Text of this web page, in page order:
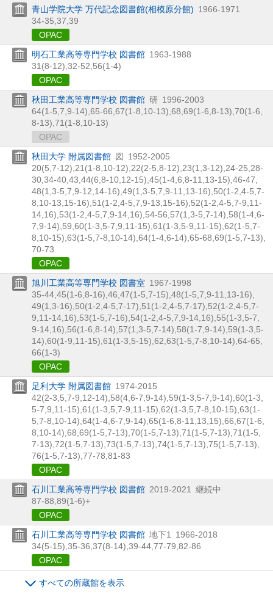
青山学院大学 万代記念図書館(相模原分館) 1966-1971
34-35, 37, 39
OPAC
明石工業高等専門学校 図書館 1963-1988
31(8-12), 32-52, 56(1-4)
OPAC
秋田工業高等専門学校 図書館 研 1996-2003
64(1-5, 7, 9-14), 65-66, 67(1-8, 10-13), 68, 69(1-6, 8-13), 70(1-6,
8-13), 71(1-8, 10-13)
OPAC
秋田大学 附属図書館 図 1952-2005
20(5, 7-12), 21(1-8, 10-12), 22(2-5, 8-12), 23(1, 3-12), 24-25, 28-
30, 34-40, 43, 44(6, 8-10, 12-15), 45(1-4, 6, 8-11, 13-15), 46-47,
48(1, 3-5, 7, 9-12, 14-16), 49(1, 3-5, 7, 9-11, 13-16), 50(1-2, 4-5, 7-
8, 10-13, 15-16), 51(1-2, 4-5, 7, 9-13, 15-16), 52(1-2, 4-5, 7-9, 11-
14, 16), 53(1-2, 4-5, 7, 9-14, 16), 54-56, 57(1, 3-5, 7-14), 58(1-4, 6-
7, 9-14), 59, 60(1-3, 5-7, 9, 11-15), 61(1-3, 5-9, 11-15), 62(1-5, 7-
8, 10-15), 63(1-5, 7-8, 10-14), 64(1-4, 6-14), 65-68, 69(1-5, 7-13),
70-73
OPAC
旭川工業高等専門学校 図書室 1967-1998
35-44, 45(1-6, 8-16), 46, 47(1-5, 7-15), 48(1-5, 7, 9-11, 13-16),
49(1, 3-16), 50(1-2, 4-5, 7-17), 51(1-2, 4-5, 7-17), 52(1-2, 4-5, 7-
9, 11-14, 16), 53(1-5, 7-16), 54(1-2, 4-5, 7, 9-14, 16), 55(1-3, 5-7,
9-14, 16), 56(1-6, 8-14), 57(1, 3-5, 7-14), 58(1-7, 9-14), 59(1-3, 5-
14), 60(1-9, 11-15), 61(1-3, 5-15), 62, 63(1-5, 7-8, 10-14), 64-65,
66(1-3)
OPAC
足利大学 附属図書館 1974-2015
42(2-3, 5, 7-9, 12-14), 58(4, 6-7, 9-14), 59(1-3, 5-7, 9-14), 60(1-3,
5-7, 9, 11-15), 61(1-3, 5, 7-9, 11-15), 62(1-3, 5, 7-8, 10-15), 63(1-
5, 7-8, 10-14), 64(1-4, 6-7, 9-14), 65(1-6, 8-11, 13, 15), 66, 67(1-6,
8, 10-14), 68, 69(1-5, 7-13), 70(1-5, 7-13), 71(1-5, 7-13), 71(1-5,
7-13), 72(1-5, 7-13), 73(1-5, 7-13), 74(1-5, 7-13), 75(1-5, 7-13),
76(1-5, 7-13), 77-78, 81-83
OPAC
石川工業高等専門学校 図書館 2019-2021
継続中
87-88, 89(1-6)+
OPAC
石川工業高等専門学校 図書館 地下1
1966-2018
34(5-15), 35-36, 37(8-14), 39-44, 77-79, 82-86
OPAC
すべての所蔵館を表示